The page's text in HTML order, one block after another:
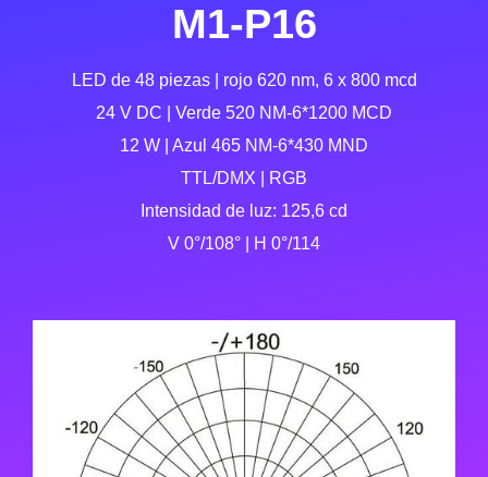
M1-P16
LED de 48 piezas | rojo 620 nm, 6 x 800 mcd
24 V DC | Verde 520 NM-6*1200 MCD
12 W | Azul 465 NM-6*430 MND
TTL/DMX | RGB
Intensidad de luz: 125,6 cd
V 0°/108° | H 0°/114